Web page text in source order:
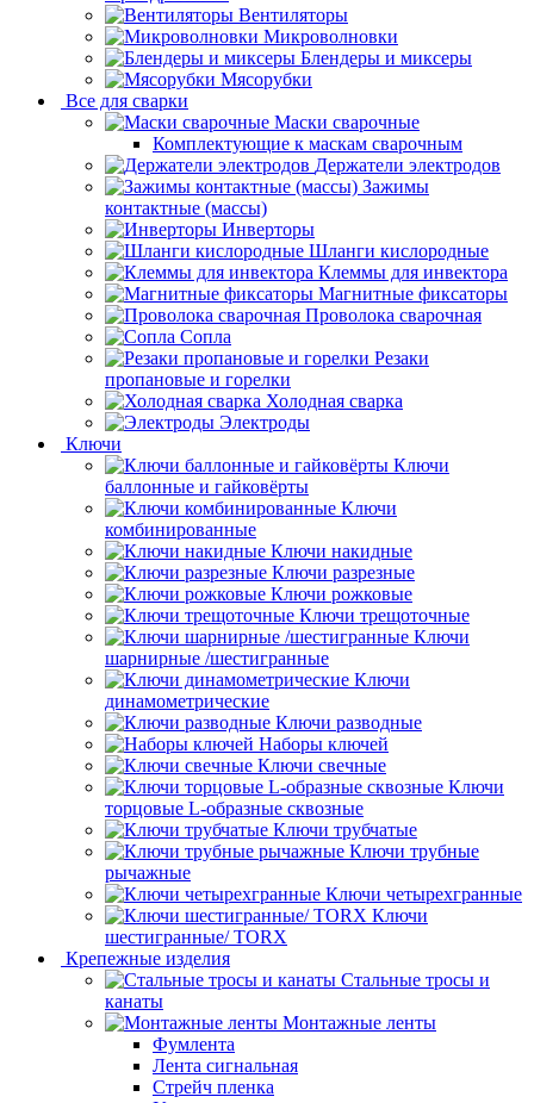
Вентиляторы
Микроволновки
Блендеры и миксеры
Мясорубки
Все для сварки
Маски сварочные
Комплектующие к маскам сварочным
Держатели электродов
Зажимы
контактные (массы)
Инверторы
Шланги кислородные
Клеммы для инвектора
Магнитные фиксаторы
Проволока сварочная
Сопла
Резаки
пропановые и горелки
Холодная сварка
Электроды
Ключи
Ключи
баллонные и гайковёрты
Ключи
комбинированные
Ключи накидные
Ключи разрезные
Ключи рожковые
Ключи трещоточные
Ключи
шарнирные /шестигранные
Ключи
динамометрические
Ключи разводные
Наборы ключей
Ключи свечные
Ключи
торцовые L-образные сквозные
Ключи трубчатые
Ключи трубные
рычажные
Ключи четырехгранные
Ключи
шестигранные/ TORX
Крепежные изделия
Стальные тросы и
канаты
Монтажные ленты
Фумлента
Лента сигнальная
Стрейч пленка